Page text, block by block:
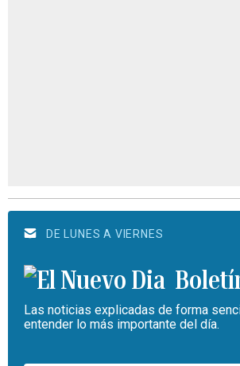
DE LUNES A VIERNES
Las noticias explicadas de forma
entender lo más importante del día.